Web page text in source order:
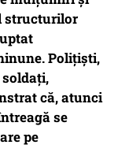
structurilor
Poliţişti,
că, atunci
se
pe